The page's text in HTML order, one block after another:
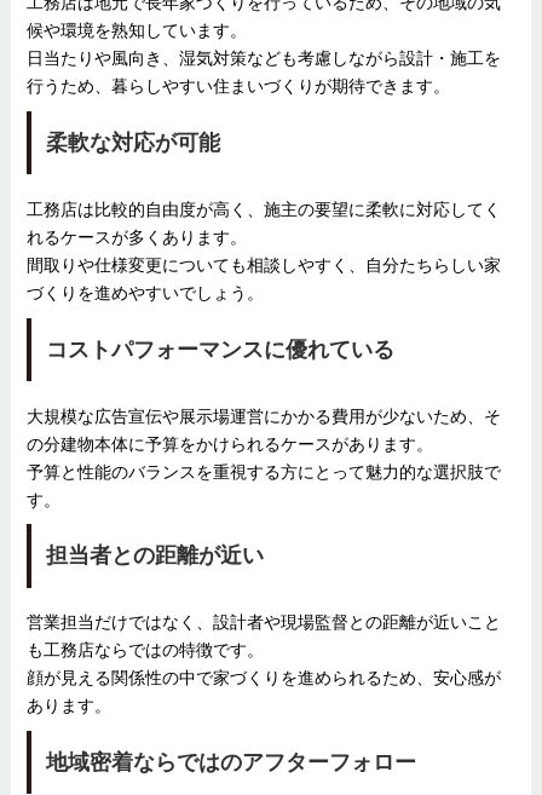
候や環境を熟知しています。
日当たりや風向き、湿気対策なども考慮しながら設計・施工を
行うため、暮らしやすい住まいづくりが期待できます。
柔軟な対応が可能
工務店は比較的自由度が高く、施主の要望に柔軟に対応してく
れるケースが多くあります。
間取りや仕様変更についても相談しやすく、自分たちらしい家
づくりを進めやすいでしょう。
コストパフォーマンスに優れている
大規模な広告宣伝や展示場運営にかかる費用が少ないため、そ
の分建物本体に予算をかけられるケースがあります。
予算と性能のバランスを重視する方にとって魅力的な選択肢で
す。
担当者との距離が近い
営業担当だけではなく、設計者や現場監督との距離が近いこと
も工務店ならではの特徴です。
顔が見える関係性の中で家づくりを進められるため、安心感が
あります。
地域密着ならではのアフターフォロー